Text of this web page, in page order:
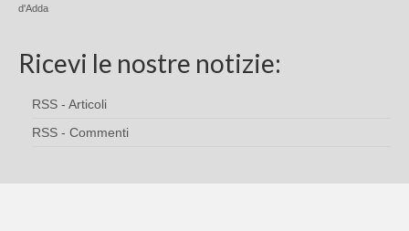
d'Adda
Ricevi le nostre notizie:
RSS - Articoli
RSS - Commenti